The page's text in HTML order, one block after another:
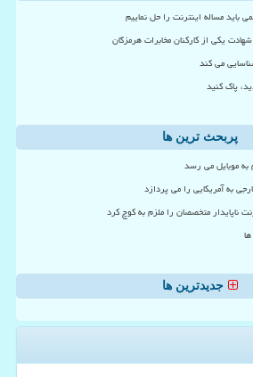
باید مساله اینترنت را حل نماییم
یکی از کارکنان مخابرات هرمزگان
می کند
پاک کنید
پربحث ترین ها
به موبایل می رسد
به آمریکایی را می پردازد
ناپایدار متخصصان را ملزم به کوچ کرد
جدیدترین ها